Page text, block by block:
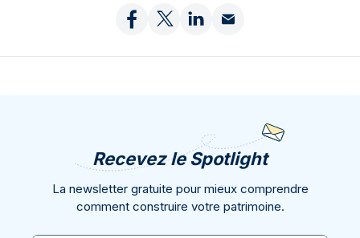
Recevez le Spotlight
La newsletter gratuite pour mieux comprendre
comment construire votre patrimoine.